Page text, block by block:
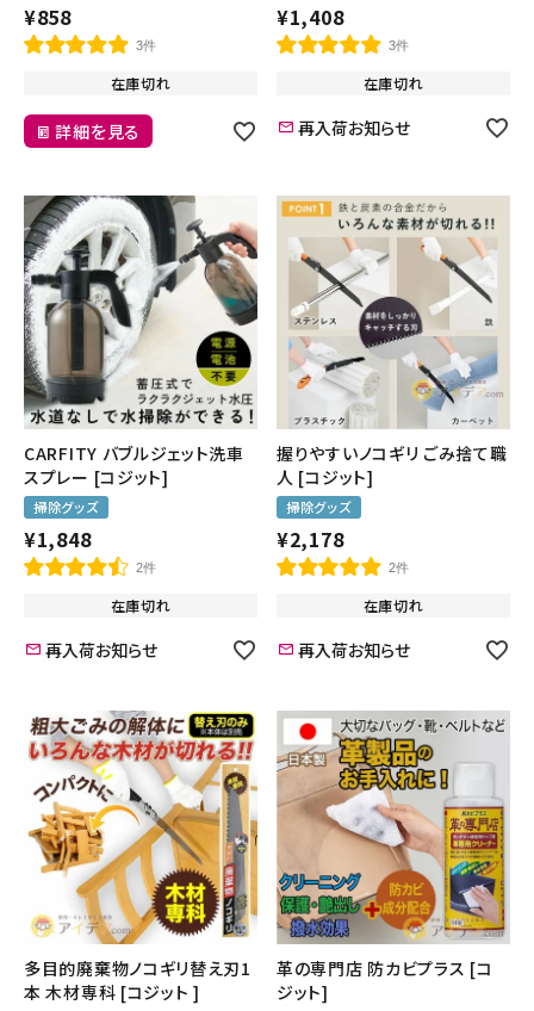
¥858
3件
在庫切れ
詳細を見る
¥1,408
3件
在庫切れ
再入荷お知らせ
CARFITY バブルジェット洗車
スプレー [コジット]
掃除グッズ
¥1,848
2件
在庫切れ
再入荷お知らせ
握りやすいノコギリ ごみ捨て職
人 [コジット]
掃除グッズ
¥2,178
2件
在庫切れ
再入荷お知らせ
多目的廃棄物ノコギリ替え刃1
本 木材専科 [コジット ]
革の専門店 防カビプラス [コ
ジット]